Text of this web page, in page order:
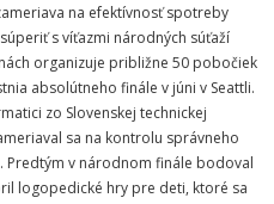
na efektívnosť spotreby
s víťazmi národných súťaží
organizuje približne 50 pobočiek
absolútneho finále v júni v Seattli.
zo Slovenskej technickej
sa na kontrolu správneho
Predtým v národnom finále bodoval
logopedické hry pre deti, ktoré sa